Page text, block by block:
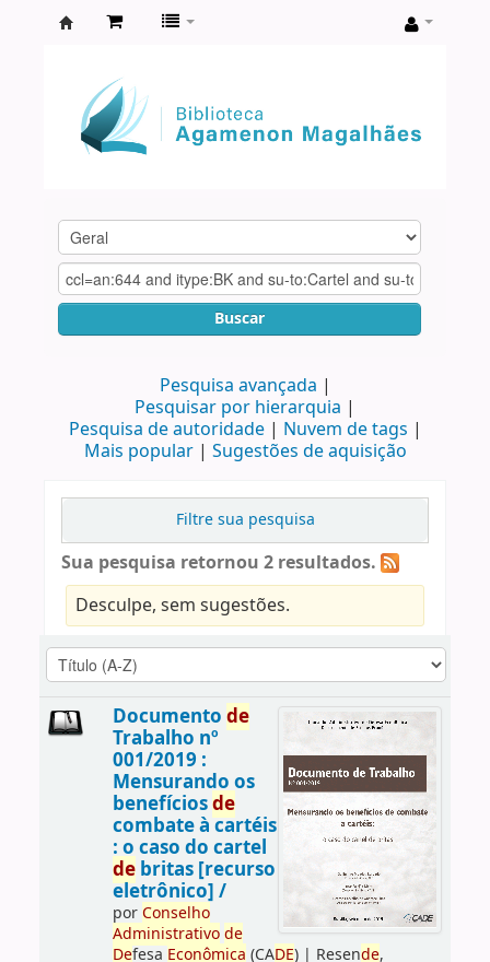
Agamenon
Magalhães
Buscar
Pesquisa avançada
Pesquisar por hierarquia
Pesquisa de autoridade
Nuvem de tags
Mais popular
Sugestões de aquisição
Filtre sua pesquisa
Sua pesquisa retornou 2 resultados.
Desculpe, sem sugestões.
Documento de
Trabalho nº
001/2019 :
Mensurando os
benefíciosde
combate à cartéis
: o caso do cartel
debritas [recurso
eletrônico] /
porConselho
Administrativo de
Defesa Econômica (CADE)| Resende,